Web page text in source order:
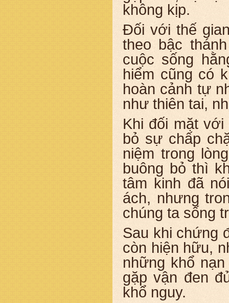
không kịp.
Đối với thế
theo bậc
cuộc sống
hiểm cũng có
hoàn cảnh tự
như thiên tai,
Khi đối mặt
bỏ sự chấp
niệm trong
buông bỏ thì
tâm kinh đã
ách, nhưng
chúng ta sống
Sau khi chứng
còn hiện hữu,
những khổ
gặp vận đen
khổ nguy.